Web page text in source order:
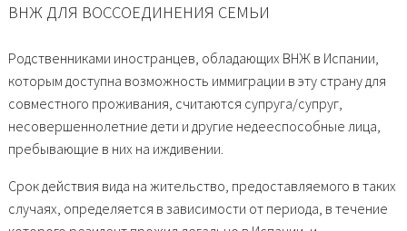
ВНЖ ДЛЯ ВОССОЕДИНЕНИЯ СЕМЬИ
Родственниками иностранцев, обладающих ВНЖ в Испании,
которым доступна возможность иммиграции в эту страну для
совместного проживания, считаются супруга/супруг,
несовершеннолетние дети и другие недееспособные лица,
пребывающие в них на иждивении.
Срок действия вида на жительство, предоставляемого в таких
случаях, определяется в зависимости от периода, в течение